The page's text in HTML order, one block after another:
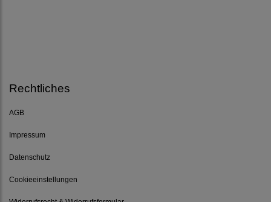
Rechtliches
AGB
Impressum
Datenschutz
Cookieeinstellungen